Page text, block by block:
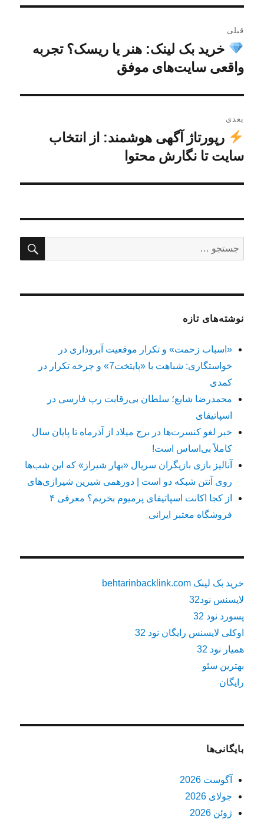
نوشته
قبلی
نوشته
قبلی:
خرید بک لینک: هنر یا ریسک؟ تجربه
واقعی سایت‌های موفق
بعدی
نوشته
بعدی:
رپورتاژ آگهی هوشمند: از انتخاب
سایت تا نگارش محتوا
برای:
نوشته‌های تازه
«اسباب زحمت» و تکرار موقعیت آبروداری در
خواستگاری: شباهت با «پایتخت7» و چرخه تکرار در
کمدی
محمدرضا شایع؛ سلطان بی‌رقابت رپ فارسی در
اسپاتیفای
خبر لغو کنسرت‌ها در برج میلاد از آذرماه تا پایان سال
کاملاً بی‌اساس است!
آنالیز بازی بازیگران سریال «بهار شیراز» که این شب‌ها
روی آنتن شبکه دو است | دورهمی شیرین شیرازی‌های
از کجا اکانت اسپاتیفای پرمیوم بخریم؟ معرفی ۴
فروشگاه معتبر ایرانی
خرید بک لینک behtarinbacklink.com
لایسنس نود32
پسورد نود 32
اوکلی لایسنس رایگان نود 32
همیار نود 32
بهترین سئو
رایگان
بایگانی‌ها
آگوست 2026
جولای 2026
ژوئن 2026